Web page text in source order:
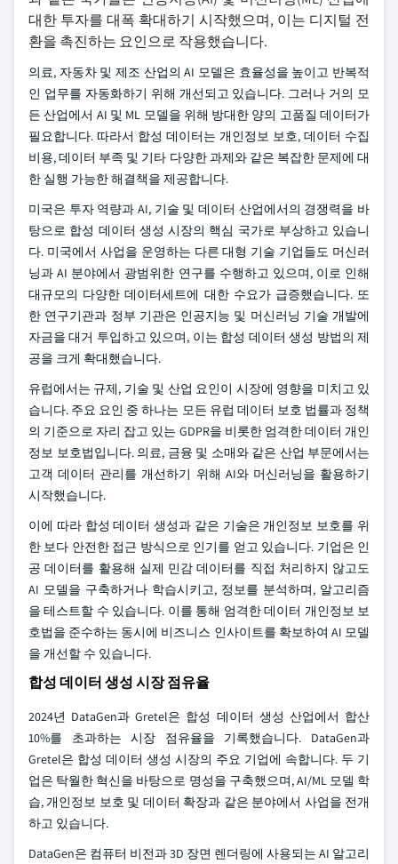
대한 투자를 대폭 확대하기 시작했으며, 이는 디지털 전
환을 촉진하는 요인으로 작용했습니다.
의료, 자동차 및 제조 산업의 AI 모델은 효율성을 높이고 반복적
인 업무를 자동화하기 위해 개선되고 있습니다. 그러나 거의 모
든 산업에서 AI 및 ML 모델을 위해 방대한 양의 고품질 데이터가
필요합니다. 따라서 합성 데이터는 개인정보 보호, 데이터 수집
비용, 데이터 부족 및 기타 다양한 과제와 같은 복잡한 문제에 대
한 실행 가능한 해결책을 제공합니다.
미국은 투자 역량과 AI, 기술 및 데이터 산업에서의 경쟁력을 바
탕으로 합성 데이터 생성 시장의 핵심 국가로 부상하고 있습니
다. 미국에서 사업을 운영하는 다른 대형 기술 기업들도 머신러
닝과 AI 분야에서 광범위한 연구를 수행하고 있으며, 이로 인해
대규모의 다양한 데이터세트에 대한 수요가 급증했습니다. 또
한 연구기관과 정부 기관은 인공지능 및 머신러닝 기술 개발에
자금을 대거 투입하고 있으며, 이는 합성 데이터 생성 방법의 제
공을 크게 확대했습니다.
유럽에서는 규제, 기술 및 산업 요인이 시장에 영향을 미치고 있
습니다. 주요 요인 중 하나는 모든 유럽 데이터 보호 법률과 정책
의 기준으로 자리 잡고 있는 GDPR을 비롯한 엄격한 데이터 개인
정보 보호법입니다. 의료, 금융 및 소매와 같은 산업 부문에서는
고객 데이터 관리를 개선하기 위해 AI와 머신러닝을 활용하기
시작했습니다.
이에 따라 합성 데이터 생성과 같은 기술은 개인정보 보호를 위
한 보다 안전한 접근 방식으로 인기를 얻고 있습니다. 기업은 인
공 데이터를 활용해 실제 민감 데이터를 직접 처리하지 않고도
AI 모델을 구축하거나 학습시키고, 정보를 분석하며, 알고리즘
을 테스트할 수 있습니다. 이를 통해 엄격한 데이터 개인정보 보
호법을 준수하는 동시에 비즈니스 인사이트를 확보하여 AI 모델
을 개선할 수 있습니다.
합성 데이터 생성 시장 점유율
2024년 DataGen과 Gretel은 합성 데이터 생성 산업에서 합산
10%를 초과하는 시장 점유율을 기록했습니다. DataGen과
Gretel은 합성 데이터 생성 시장의 주요 기업에 속합니다. 두 기
업은 탁월한 혁신을 바탕으로 명성을 구축했으며, AI/ML 모델 학
습, 개인정보 보호 및 데이터 확장과 같은 분야에서 사업을 전개
하고 있습니다.
DataGen은 컴퓨터 비전과 3D 장면 렌더링에 사용되는 AI 알고리